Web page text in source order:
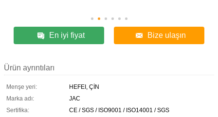
En iyi fiyat Bize ulaşın
Ürün ayrıntıları
Menşe yeri:
HEFEI, ÇİN
Marka adı:
JAC
Sertifika:
CE / SGS / ISO9001 / ISO14001 / SGS